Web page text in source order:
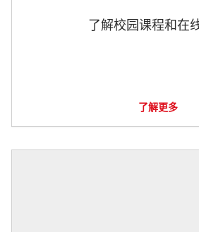
了解校园课程和在
了解更多